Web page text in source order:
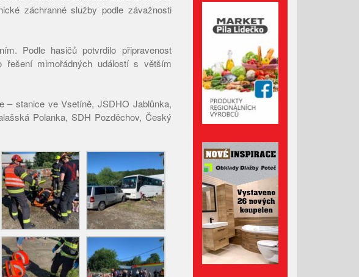
Březen 2023
Únor 2023
Leden 2023
Prosinec 2022
Listopad 2022
Říjen 2022
Září 2022
Srpen 2022
Červenec 2022
Červen 2022
Květen 2022
Duben 2022
Březen 2022
Únor 2022
záchranné služby podle závažnosti
Podle hasičů potvrdilo připravenost
řešení mimořádných událostí s větším
– stanice ve Vsetíně, JSDHO Jablůnka,
Polanka, SDH Pozděchov, Český